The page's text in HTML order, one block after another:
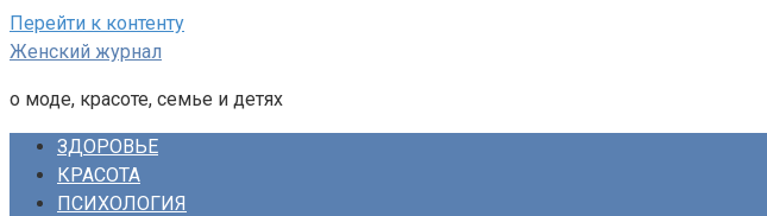
Перейти к контенту
Женский журнал
о моде, красоте, семье и детях
ЗДОРОВЬЕ
КРАСОТА
ПСИХОЛОГИЯ